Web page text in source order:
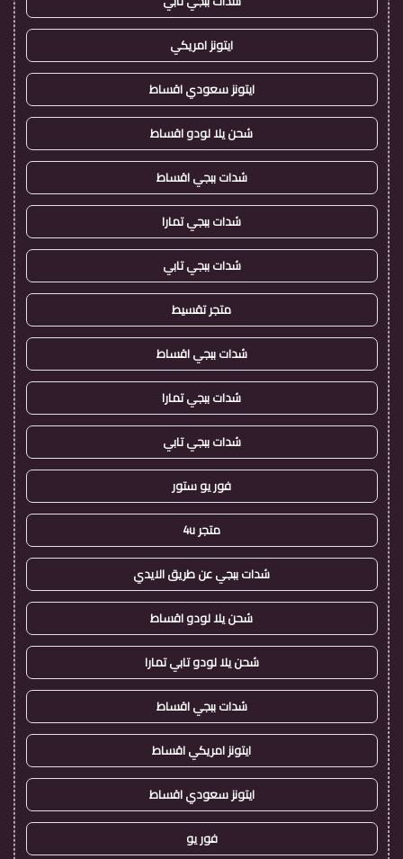
ايتونز امريكي
ايتونز سعودي اقساط
شحن يلا لودو اقساط
شدات ببجي اقساط
شدات ببجي تمارا
شدات ببجي تابي
متجر تقسيط
شدات ببجي اقساط
شدات ببجي تمارا
شدات ببجي تابي
فور يو ستور
متجر 4u
شدات ببجي عن طريق الايدي
شحن يلا لودو اقساط
شحن يلا لودو تابي تمارا
شدات ببجي اقساط
ايتونز امريكي اقساط
ايتونز سعودي اقساط
فور يو